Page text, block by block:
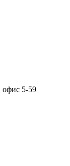
офис 5-59